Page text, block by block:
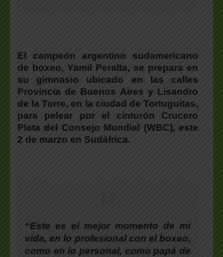
El campeón argentino sudamericano
de boxeo, Yamil Peralta, se prepara en
su gimnasio ubicado en las calles
Provincia de Buenos Aires y Lisandro
de la Torre, en la ciudad de Tortuguitas,
para pelear por el cinturón Crucero
Plata del Consejo Mundial (WBC), este
2 de marzo en Sudáfrica.
“Este es el mejor momento de mi
vida, en lo profesional con el boxeo,
como en lo personal, como papá de